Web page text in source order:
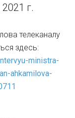
г.
телеканалу
здесь:
ministra-
ahkamilova-